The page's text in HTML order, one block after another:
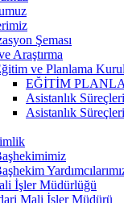
Şeması
Araştırma
ve Planlama
EĞİTİM
Asistanlık Süreçleri
Asistanlık
İşler Müdürlüğü
Mali İşler Müdürü